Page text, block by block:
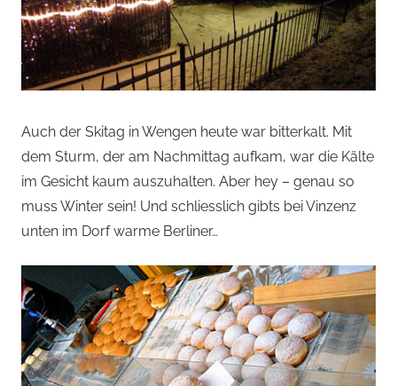
Auch der Skitag in Wengen heute war bitterkalt. Mit
dem Sturm, der am Nachmittag aufkam, war die Kälte
im Gesicht kaum auszuhalten. Aber hey – genau so
muss Winter sein! Und schliesslich gibts bei Vinzenz
unten im Dorf warme Berliner…